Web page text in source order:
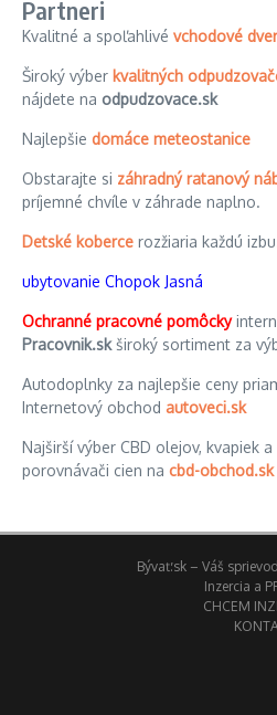
Partneri
Kvalitné a spoľahlivé vchodové
Široký výber kvalitných
nájdete na odpudzovace.sk
Najlepšie domáce meteostanice
Obstarajte si záhradný ratanový
príjemné chvíle v záhrade naplno.
Detské koberce rozžiaria každú
ubytovanie Chopok Jasná
Ochranné pracovné pomôcky
Pracovnik.skširoký sortiment za
Autodoplnky za najlepšie ceny
Internetový obchod autoveci.sk
Najširší výber CBD olejov, kvapiek
porovnávači cien na cbd-obchod.sk
Bývať.sk – Váš
Inzercia a
CHCEM